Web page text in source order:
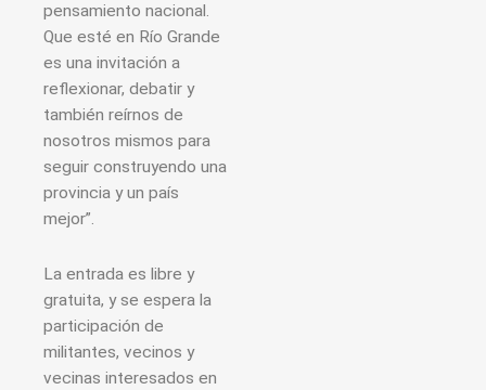
pensamiento nacional.
Que esté en Río Grande
es una invitación a
reflexionar, debatir y
también reírnos de
nosotros mismos para
seguir construyendo una
provincia y un país
mejor”.
La entrada es libre y
gratuita, y se espera la
participación de
militantes, vecinos y
vecinas interesados en